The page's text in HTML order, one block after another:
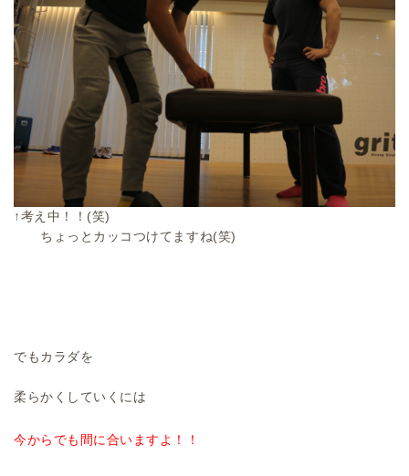
↑考え中！！(笑)
ちょっとカッコつけてますね(笑)
でもカラダを
柔らかくしていくには
今からでも間に合いますよ！！